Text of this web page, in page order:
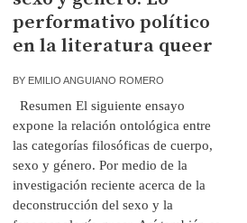
performativo político
en la literatura queer
BY EMILIO ANGUIANO ROMERO
Resumen El siguiente ensayo
expone la relación ontológica entre
las categorías filosóficas de cuerpo,
sexo y género. Por medio de la
investigación reciente acerca de la
deconstrucción del sexo y la